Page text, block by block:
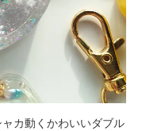
カ動くかわいいダブル